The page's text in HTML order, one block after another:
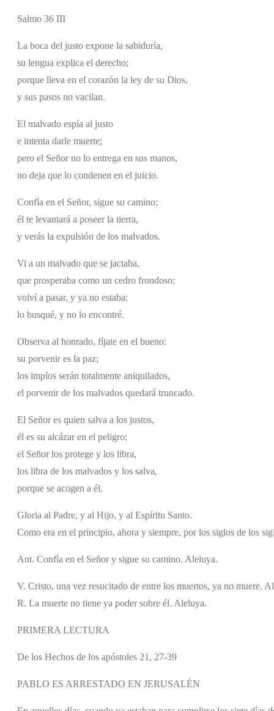
Salmo 36 III
La boca del justo expone la sabiduría,
su lengua explica el derecho;
porque lleva en el corazón la ley de su Dios,
y sus pasos no vacilan.
El malvado espía al justo
e intenta darle muerte;
pero el Señor no lo entrega en sus manos,
no deja que lo condenen en el juicio.
Confía en el Señor, sigue su camino;
él te levantará a poseer la tierra,
y verás la expulsión de los malvados.
Vi a un malvado que se jactaba,
que prosperaba como un cedro frondoso;
volví a pasar, y ya no estaba;
lo busqué, y no lo encontré.
Observa al honrado, fíjate en el bueno:
su porvenir es la paz;
los impíos serán totalmente aniquilados,
el porvenir de los malvados quedará truncado.
El Señor es quien salva a los justos,
él es su alcázar en el peligro;
el Señor los protege y los libra,
los libra de los malvados y los salva,
porque se acogen a él.
Gloria al Padre, y al Hijo, y al Espíritu Santo.
Como era en el principio, ahora y siempre, por los siglos de los
Ant. Confía en el Señor y sigue su camino. Aleluya.
V. Cristo, una vez resucitado de entre los muertos, ya no muere.
R. La muerte no tiene ya poder sobre él. Aleluya.
PRIMERA LECTURA
De los Hechos de los apóstoles 21, 27-39
PABLO ES ARRESTADO EN JERUSALÉN